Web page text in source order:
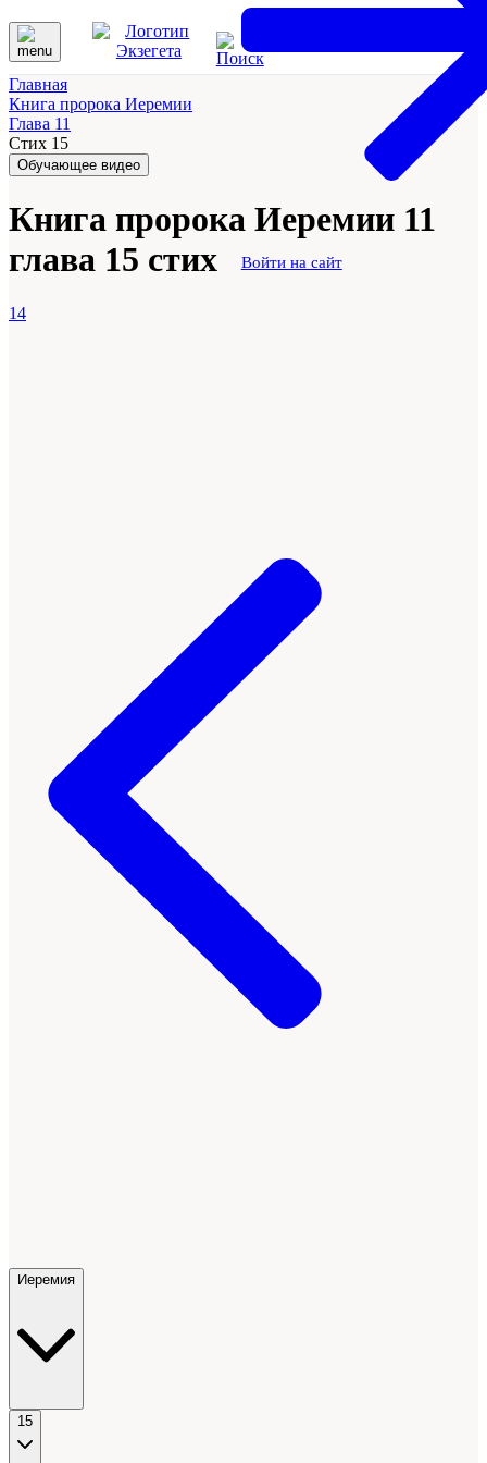
Войти на сайт
Главная
Книга пророка Иеремии
Глава 11
Стих 15
Обучающее видео
Книга пророка Иеремии 11
глава 15 стих
14
Иеремия
15